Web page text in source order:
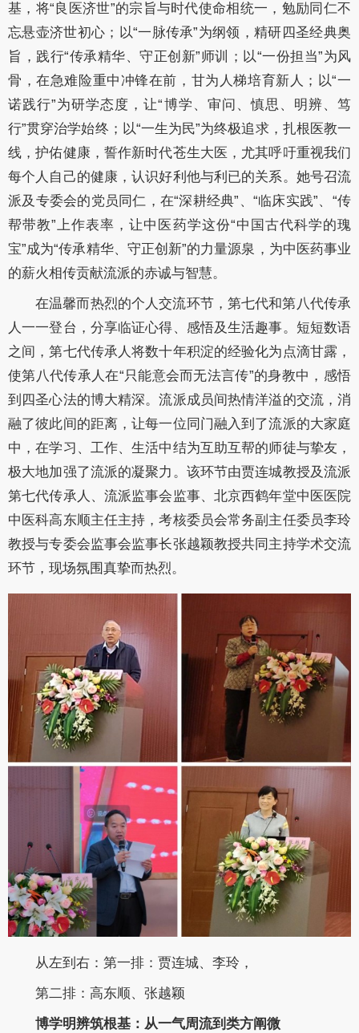
基，将“良医济世”的宗旨与时代使命相统一，勉励同仁不
忘悬壶济世初心；以“一脉传承”为纲领，精研四圣经典奥
旨，践行“传承精华、守正创新”师训；以“一份担当”为风
骨，在急难险重中冲锋在前，甘为人梯培育新人；以“一
诺践行”为研学态度，让“博学、审问、慎思、明辨、笃
行”贯穿治学始终；以“一生为民”为终极追求，扎根医教一
线，护佑健康，誓作新时代苍生大医，尤其呼吁重视我们
每个人自己的健康，认识好利他与利已的关系。她号召流
派及专委会的党员同仁，在“深耕经典”、“临床实践”、“传
帮带教”上作表率，让中医药学这份“中国古代科学的瑰
宝”成为“传承精华、守正创新”的力量源泉，为中医药事业
的薪火相传贡献流派的赤诚与智慧。
在温馨而热烈的个人交流环节，第七代和第八代传承
人一一登台，分享临证心得、感悟及生活趣事。短短数语
之间，第七代传承人将数十年积淀的经验化为点滴甘露，
使第八代传承人在“只能意会而无法言传”的身教中，感悟
到四圣心法的博大精深。流派成员间热情洋溢的交流，消
融了彼此间的距离，让每一位同门融入到了流派的大家庭
中，在学习、工作、生活中结为互助互帮的师徒与挚友，
极大地加强了流派的凝聚力。该环节由贾连城教授及流派
第七代传承人、流派监事会监事、北京西鹤年堂中医医院
中医科高东顺主任主持，考核委员会常务副主任委员李玲
教授与专委会监事会监事长张越颖教授共同主持学术交流
环节，现场氛围真挚而热烈。
从左到右：第一排：贾连城、李玲，
第二排：高东顺、张越颖
博学明辨筑根基：从一气周流到类方阐微